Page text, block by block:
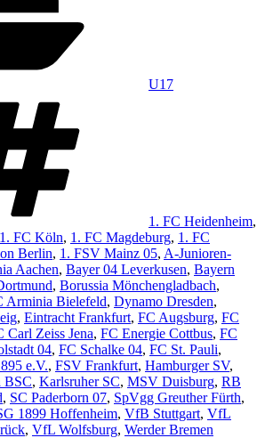
U17
1. FC Heidenheim,
1. FC Köln, 1. FC Magdeburg, 1. FC
Berlin, 1. FSV Mainz 05, A-Junioren-
Aachen, Bayer 04 Leverkusen, Bayern
, Borussia Mönchengladbach,
Arminia Bielefeld, Dynamo Dresden,
, Eintracht Frankfurt, FC Augsburg, FC
Carl Zeiss Jena, FC Energie Cottbus, FC
04, FC Schalke 04, FC St. Pauli,
e.V., FSV Frankfurt, Hamburger SV,
BSC, Karlsruher SC, MSV Duisburg, RB
, SC Paderborn 07, SpVgg Greuther Fürth,
1899 Hoffenheim, VfB Stuttgart, VfL
, VfL Wolfsburg, Werder Bremen